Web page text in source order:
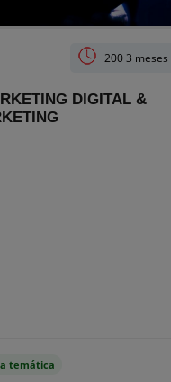
200 3 meses
DIGITAL &
temática